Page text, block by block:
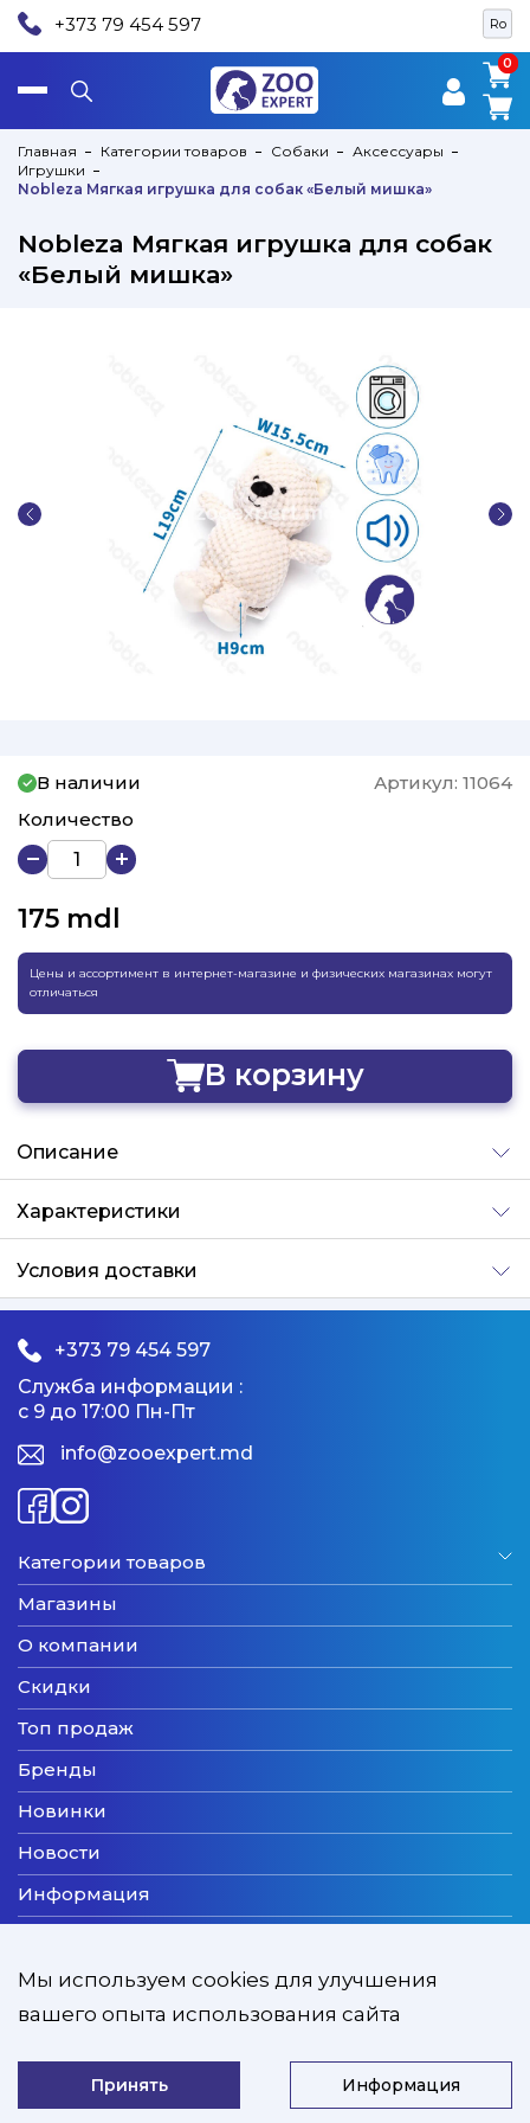
Ro
+373 79 454 597
0
0
Главная Категории товаров Собаки
Аксессуары
Игрушки
Nobleza Мягкая игрушка для собак «Белый мишка»
Nobleza Мягкая игрушка для собак
«Белый мишка»
В наличии Артикул: 11064
Количество
175 mdl
Цены и ассортимент в интернет-магазине и физических магазинах могут
отличаться
В корзину
Добавлено
Описание
Характеристики
Условия доставки
+373 79 454 597
Служба информации :
с 9 до 17:00 Пн-Пт
info@zooexpert.md
Категории товаров
Магазины
О компании
Скидки
Топ продаж
Бренды
Новинки
Новости
Информация
Оплата
Мы принимаем
ZooExpert © 2026 Developed by
Мы используем cookies для улучшения
вашего опыта использования сайта
Принять Информация